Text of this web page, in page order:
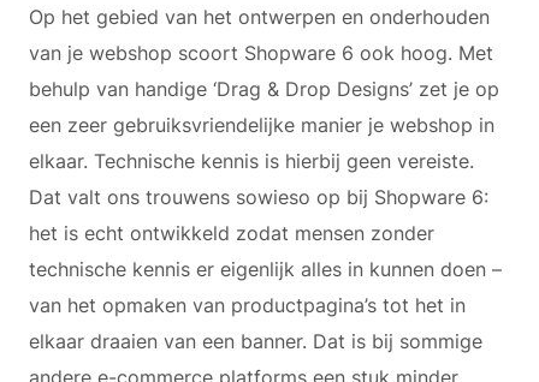
Op het gebied van het ontwerpen en onderhouden
van je webshop scoort Shopware 6 ook hoog. Met
behulp van handige ‘Drag & Drop Designs’ zet je op
een zeer gebruiksvriendelijke manier je webshop in
elkaar. Technische kennis is hierbij geen vereiste.
Dat valt ons trouwens sowieso op bij Shopware 6:
het is echt ontwikkeld zodat mensen zonder
technische kennis er eigenlijk alles in kunnen doen –
van het opmaken van productpagina’s tot het in
elkaar draaien van een banner. Dat is bij sommige
andere e-commerce platforms een stuk minder